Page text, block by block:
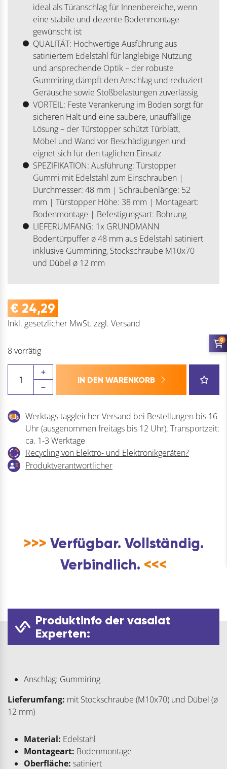
ideal als Türanschlag für Innenbereiche, wenn
eine stabile und dezente Bodenmontage
gewünscht ist
QUALITÄT: Hochwertige Ausführung aus
satiniertem Edelstahl für langlebige Nutzung
und ansprechende Optik – der robuste
Gummiring dämpft den Anschlag und reduziert
Geräusche sowie Stoßbelastungen zuverlässig
VORTEIL: Feste Verankerung im Boden sorgt für
sicheren Halt und eine saubere, unauffällige
Lösung – der Türstopper schützt Türblatt,
Möbel und Wand vor Beschädigungen und
eignet sich für den täglichen Einsatz
SPEZIFIKATION: Ausführung: Türstopper
Gummi mit Edelstahl zum Einschrauben |
Durchmesser: 48 mm | Schraubenlänge: 52
mm | Türstopper Höhe: 38 mm | Montageart:
Bodenmontage | Befestigungsart: Bohrung
LIEFERUMFANG: 1x GRUNDMANN
Bodentürpuffer ø 48 mm aus Edelstahl satiniert
inklusive Gummiring, Stockschraube M10x70
und Dübel ø 12 mm
€ 24,29
Inkl. gesetzlicher MwSt. zzgl. Versand
8 vorrätig
GRUNDMANN
Bodentürpuffer
ø
Menge
IN DEN WARENKORB
Werktags taggleicher Versand bei Bestellungen bis 16
Uhr (ausgenommen freitags bis 12 Uhr). Transportzeit:
ca. 1-3 Werktage
Recycling von Elektro- und Elektronikgeräten?
Produktverantwortlicher
>>> Verfügbar. Vollständig.
Verbindlich. <<<
Produktinfo der vasalat
Experten:
Anschlag: Gummiring
Lieferumfang: mit Stockschraube (M10x70) und Dübel (ø
12 mm)
Material: Edelstahl
Montageart: Bodenmontage
Oberfläche: satiniert
0